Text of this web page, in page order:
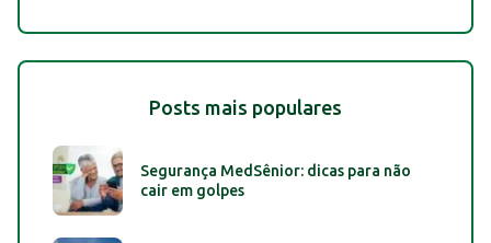
Posts mais populares
Segurança MedSênior: dicas para não
cair em golpes